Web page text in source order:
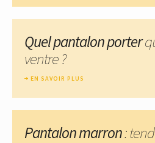
Quel pantalon porter
ventre ?
EN SAVOIR PLUS
Pantalon marron: